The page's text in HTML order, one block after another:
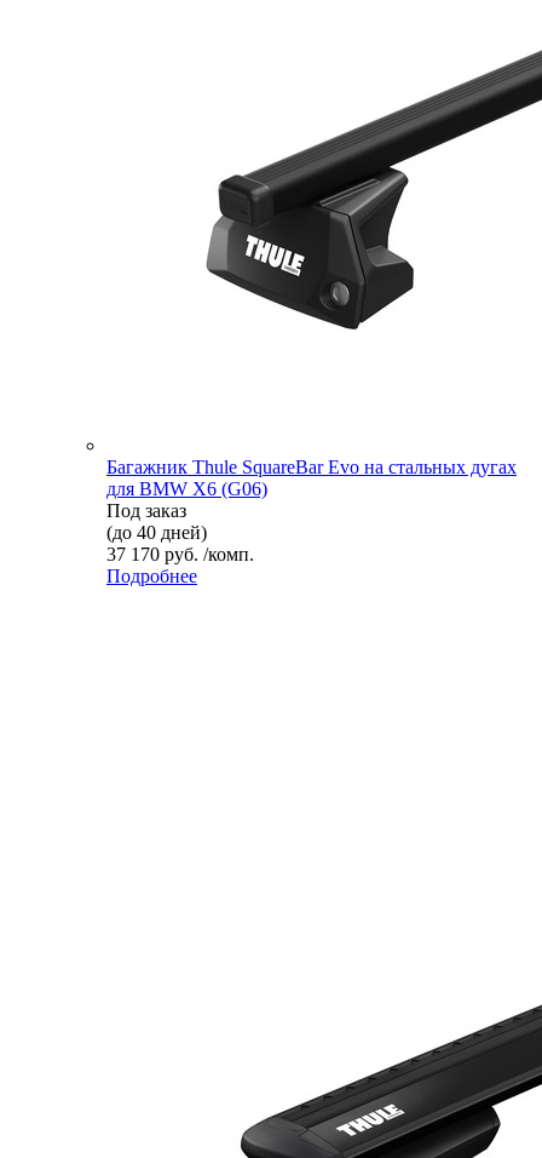
Багажник Thule SquareBar Evo на стальных дугах
для BMW X6 (G06)
Под заказ
(до 40 дней)
37 170 руб. /комп.
Подробнее